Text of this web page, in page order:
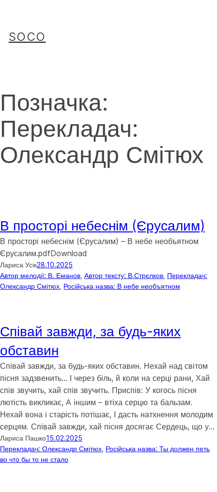
SOCO
Позначка:
Перекладач:
Олександр Смітюх
В просторі небеснім (Єрусалим)
В просторі небеснім (Єрусалим) – В небе необъятном
Єрусалим.pdfDownload
Лариса Усік28.10.2025
Автор мелодії: В. Еманов Автор тексту: В.Стрєлков Перекладач:
Олександр Смітюх Російська назва: В небе необъятном
Співай завжди, за будь-яких
обставин
Співай завжди, за будь-яких обставин. Нехай над світом
пісня задзвенить… І через біль, й коли на серці рани, Хай
спів звучить, хай спів звучить. Приспів: У когось пісня
лютість викликає, А іншим – втіха серцю та бальзам.
Нехай вона і старість потішає, І дасть натхнення молодим
серцям. Співай завжди, хай пісня досягає Сердець, що у…
Лариса Пашко15.02.2025
Перекладач: Олександр Смітюх Російська назва: Ты должен петь
во что бы то не стало